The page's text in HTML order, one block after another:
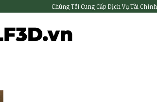
Chúng Tôi Cung Cấp Dịch Vụ Tài Chính